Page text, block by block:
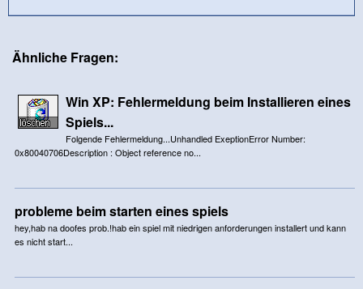
Ähnliche Fragen:
Win XP: Fehlermeldung beim Installieren eines
Spiels...
Folgende Fehlermeldung...Unhandled ExeptionError Number:
0x80040706Description : Object reference no...
probleme beim starten eines spiels
hey,hab na doofes prob.!hab ein spiel mit niedrigen anforderungen installert und kann
es nicht start...